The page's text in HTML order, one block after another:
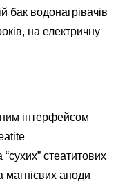
бак водонагрівачів
на електричну
інтерфейсом
стеатитових
магнієвих аноди